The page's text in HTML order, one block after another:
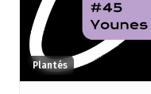
Plantés